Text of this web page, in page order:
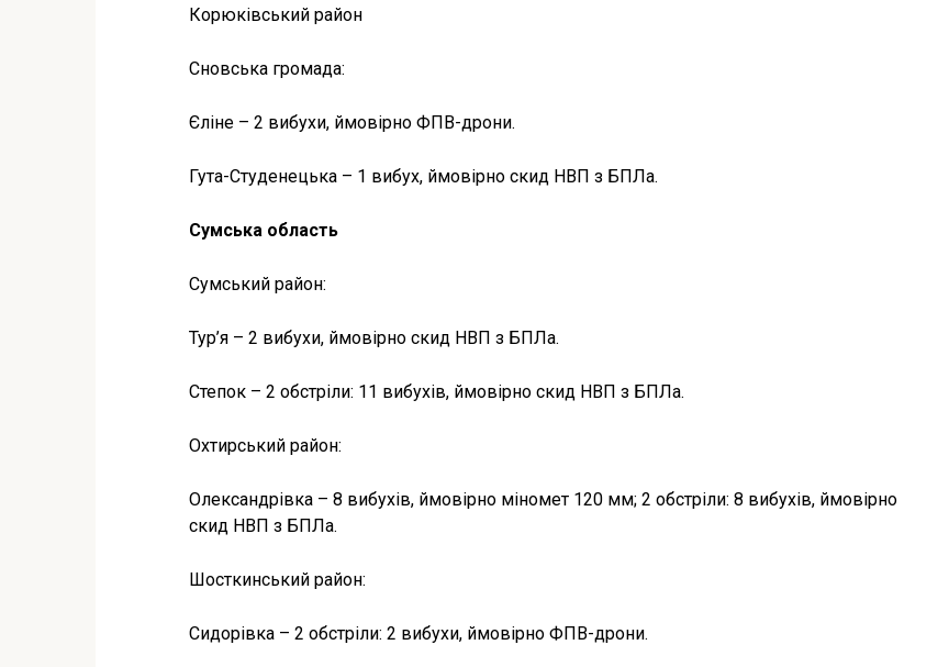
Корюківський район
Сновська громада:
Єліне – 2 вибухи, ймовірно ФПВ-дрони.
Гута-Студенецька – 1 вибух, ймовірно скид НВП з БПЛа.
Сумська область
Сумський район:
Тур’я – 2 вибухи, ймовірно скид НВП з БПЛа.
Степок – 2 обстріли: 11 вибухів, ймовірно скид НВП з БПЛа.
Охтирський район:
Олександрівка – 8 вибухів, ймовірно міномет 120 мм; 2 обстріли: 8 вибухів, ймовірно
скид НВП з БПЛа.
Шосткинський район:
Сидорівка – 2 обстріли: 2 вибухи, ймовірно ФПВ-дрони.